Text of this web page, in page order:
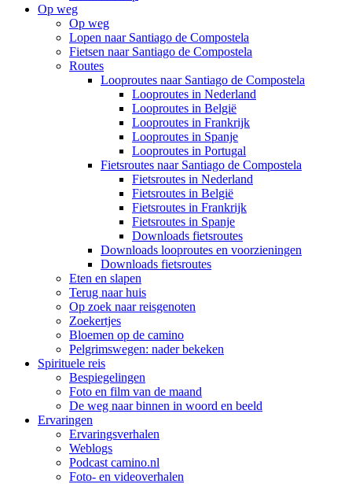
Op weg
Op weg
Lopen naar Santiago de Compostela
Fietsen naar Santiago de Compostela
Routes
Looproutes naar Santiago de Compostela
Looproutes in Nederland
Looproutes in België
Looproutes in Frankrijk
Looproutes in Spanje
Looproutes in Portugal
Fietsroutes naar Santiago de Compostela
Fietsroutes in Nederland
Fietsroutes in België
Fietsroutes in Frankrijk
Fietsroutes in Spanje
Downloads fietsroutes
Downloads looproutes en voorzieningen
Downloads fietsroutes
Eten en slapen
Terug naar huis
Op zoek naar reisgenoten
Zoekertjes
Bloemen op de camino
Pelgrimswegen: nader bekeken
Spirituele reis
Bespiegelingen
Foto en film van de maand
De weg naar binnen in woord en beeld
Ervaringen
Ervaringsverhalen
Weblogs
Podcast camino.nl
Foto- en videoverhalen